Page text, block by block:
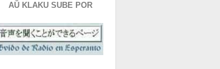
AŬ KLAKU SUBE POR